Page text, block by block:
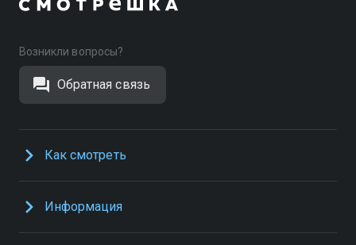
Возникли вопросы?
Обратная связь
Как смотреть
Информация